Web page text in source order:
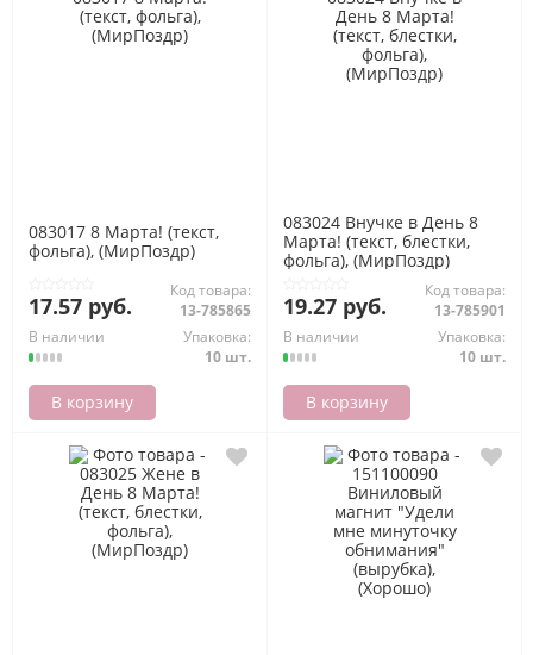
083017 8 Марта! (текст,
фольга), (МирПоздр)
17.57 руб.
Код товара:
13-785865
В наличии
Упаковка:
10 шт.
В корзину
083024 Внучке в День 8
Марта! (текст, блестки,
фольга), (МирПоздр)
19.27 руб.
Код товара:
13-785901
В наличии
Упаковка:
10 шт.
В корзину